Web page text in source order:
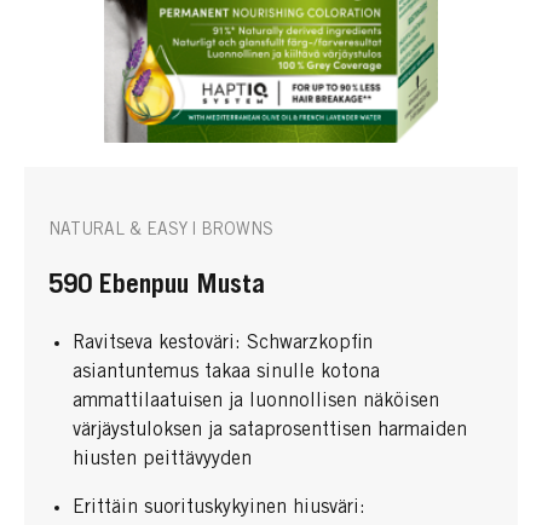
NATURAL & EASY | BROWNS
590 Ebenpuu Musta
Ravitseva kestoväri: Schwarzkopfin
asiantuntemus takaa sinulle kotona
ammattilaatuisen ja luonnollisen näköisen
värjäystuloksen ja sataprosenttisen harmaiden
hiusten peittävyyden
Erittäin suorituskykyinen hiusväri: